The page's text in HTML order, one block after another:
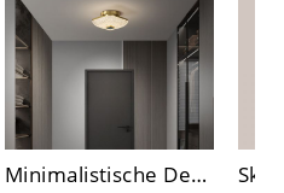
Minimalistische Deckenleuchte in gebürstetem Messing, goldene geometrische Leuchte mit Glasschirm